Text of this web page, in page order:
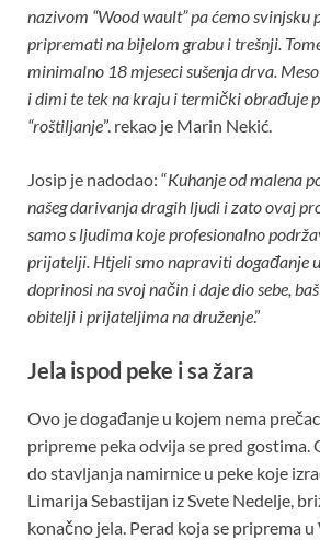
nazivom “Wood wault” pa ćemo svinjsku
pripremati na bijelom grabu i trešnji.
minimalno 18 mjeseci sušenja drva.
i dimi te tek na kraju i termički obrađuje
“roštiljanje”. rekao je Marin Nekić.
Josip je nadodao: “Kuhanje od malena
našeg darivanja dragih ljudi i zato ovaj
samo s ljudima koje profesionalno
prijatelji. Htjeli smo napraviti događanje
doprinosi na svoj način i daje dio sebe,
obitelji i prijateljima na druženje.”
Jela ispod peke i sa žara
Ovo je događanje u kojem nema
pripreme peka odvija se pred gostima.
do stavljanja namirnice u peke koje
Limarija Sebastijan iz Svete Nedelje,
konačno jela. Perad koja se priprema